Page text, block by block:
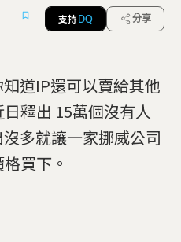
支持 DQ 分享
道IP還可以賣給其他
釋出 15萬個沒有人
多就讓一家挪威公司
買下。